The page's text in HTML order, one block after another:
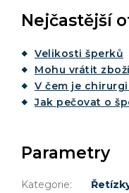
Nejčastější
Velikosti šperků
Mohu vrátit
V čem je
Jak pečovat o
Parametry
Kategorie: